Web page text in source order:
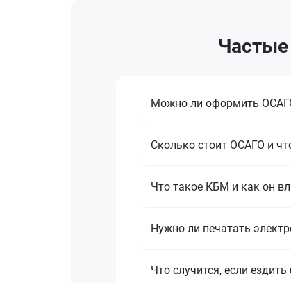
Частые
Можно ли оформить
Сколько стоит ОСАГО и
Что такое КБМ и как он
Нужно ли печатать
Что случится, если